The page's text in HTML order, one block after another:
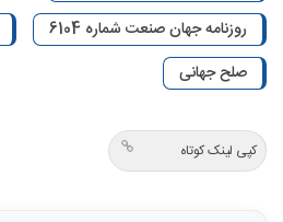
روزنامه جهان صنعت شماره 6104
صلح جهانی
کپی لینک کوتاه